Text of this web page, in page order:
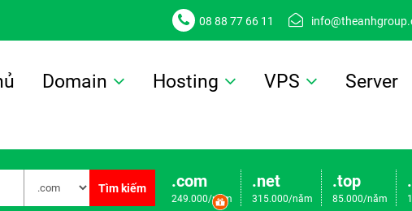
08 88 77 66 11
Domain Hosting VPS Server
Tìm kiếm .com
249.000/năm
.net
315.000/năm
.top
85.000/năm